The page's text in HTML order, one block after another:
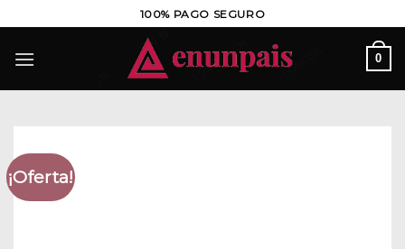
al
contenido
100% PAGO SEGURO
0
¡Oferta!